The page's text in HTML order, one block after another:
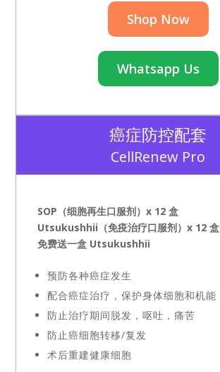
Shop Now
Whatsapp Us
癌症防控配套
CellRenew Pro
SOP（细胞再生口服剂）x 12 盒
Utsukushhii（免疫治疗口服剂）x 12 盒
免费送一盒 Utsukushhii
预防各种癌症发生
配合癌症治疗，保护身体细胞和机能
防止治疗期间脱发，呕吐，痛苦
防止癌细胞转移/复发
术后重建健康细胞